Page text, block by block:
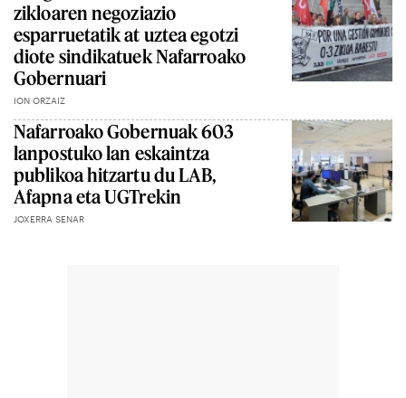
zikloaren negoziazio
esparruetatik at uztea egotzi
diote sindikatuek Nafarroako
Gobernuari
ION ORZAIZ
Nafarroako Gobernuak 603
lanpostuko lan eskaintza
publikoa hitzartu du LAB,
Afapna eta UGTrekin
JOXERRA SENAR